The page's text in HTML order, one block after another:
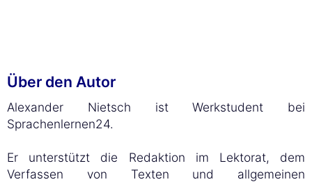
Über den Autor
Alexander Nietsch ist Werkstudent bei
Sprachenlernen24.
Er unterstützt die Redaktion im Lektorat, dem
Verfassen von Texten und allgemeinen